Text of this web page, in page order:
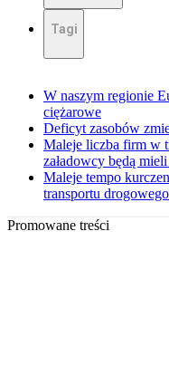
Tagi
W naszym regionie
ciężarowe
Deficyt zasobów
Maleje liczba firm w
załadowcy będą
Maleje tempo
transportu drogowego
Promowane treści